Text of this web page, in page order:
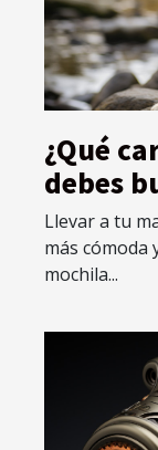
¿Qué
debes
para
Llevar a tu
más cómoda
mochila...